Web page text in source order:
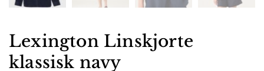
Lexington Linskjorte
klassisk navy